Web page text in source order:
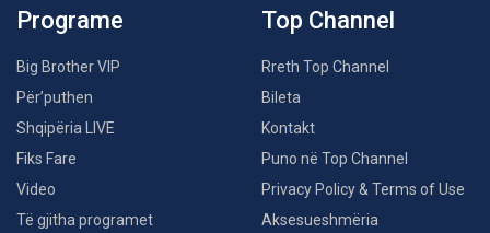
Programe
Big Brother VIP
Për’puthen
Shqipëria LIVE
Fiks Fare
Video
Të gjitha programet
Top Channel
Rreth Top Channel
Bileta
Kontakt
Puno në Top Channel
Privacy Policy & Terms of Use
Aksesueshmëria